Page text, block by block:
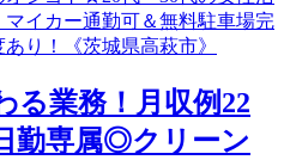
る業務！月収例22
勤専属◎クリーン